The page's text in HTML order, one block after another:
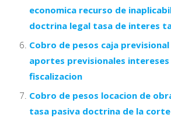
economica recurso de
doctrina legal tasa de interes
Cobro de pesos caja
aportes previsionales
fiscalizacion
Cobro de pesos locacion de
tasa pasiva doctrina de la